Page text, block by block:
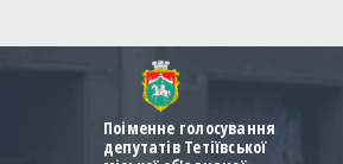
Поіменне голосування
депутатів Тетіївської